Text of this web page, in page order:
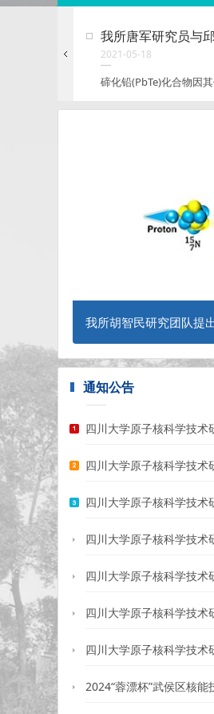
高效热电性能论文
的前景。然而PbTe材料中n型相对于p型普遍
我所胡智民研究团队提
子猫”
通知公告
四川大学原子核科学技术
四川大学原子核科学技术
四川大学原子核科学技术
四川大学原子核科学技术
四川大学原子核科学技术
四川大学原子核科学技术
四川大学原子核科学技术
2024“蓉漂杯”武侯区核能